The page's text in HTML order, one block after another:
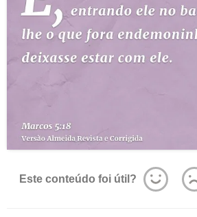
Este conteúdo foi útil?